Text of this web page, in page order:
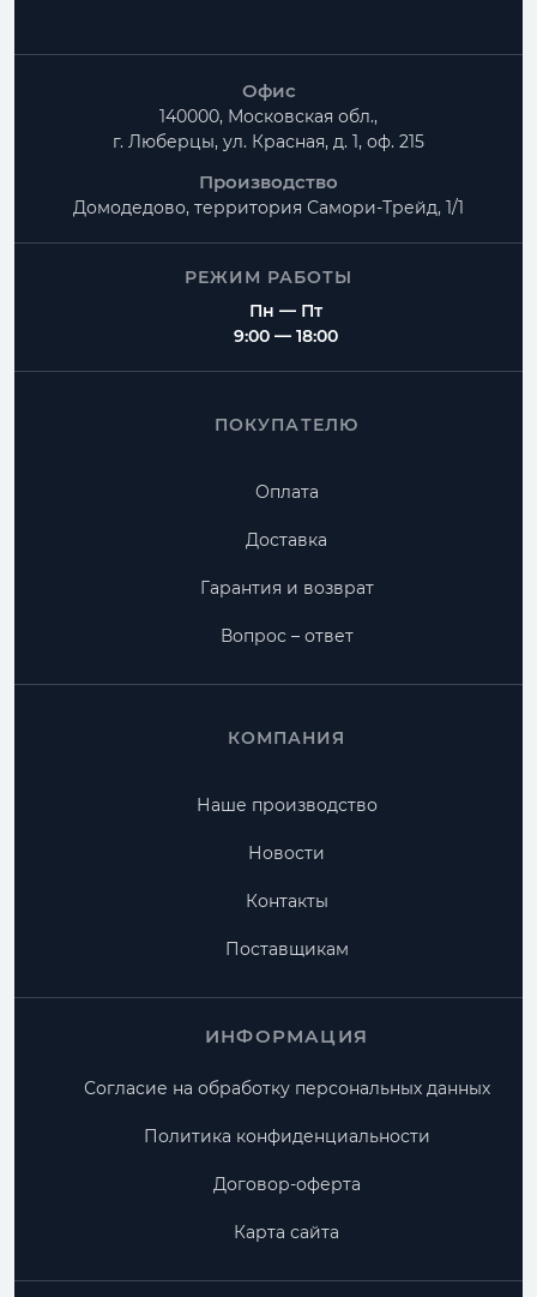
Офис
140000, Московская обл.,
г. Люберцы, ул. Красная, д. 1, оф. 215
Производство
Домодедово, территория Самори-Трейд, 1/1
РЕЖИМ РАБОТЫ
Пн — Пт
9:00 — 18:00
ПОКУПАТЕЛЮ
Оплата
Доставка
Гарантия и возврат
Вопрос – ответ
КОМПАНИЯ
Наше производство
Новости
Контакты
Поставщикам
ИНФОРМАЦИЯ
Согласие на обработку персональных данных
Политика конфиденциальности
Договор-оферта
Карта сайта